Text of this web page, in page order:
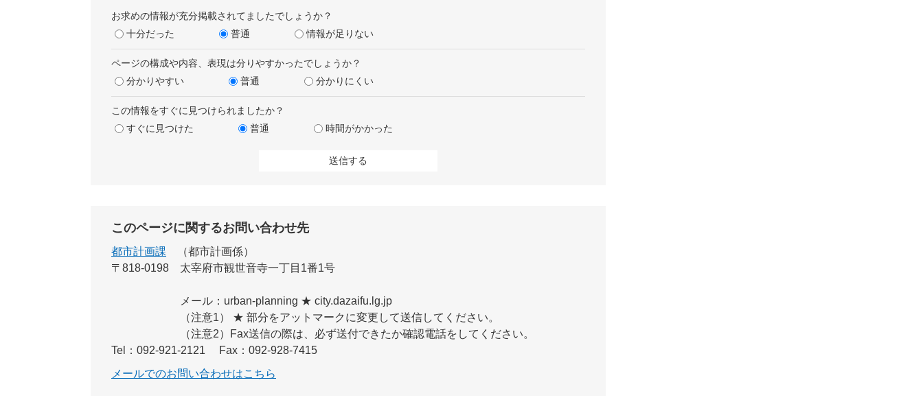
お求めの情報が充分掲載されてましたでしょうか？
十分だった
普通 情報が足りない
ページの構成や内容、表現は分りやすかったでしょうか？
分かりやすい
普通 分かりにくい
この情報をすぐに見つけられましたか？
すぐに見つけた
普通 時間がかかった
このページに関するお問い合わせ先
都市計画課
都市計画係
〒818-0198
太宰府市観世音寺一丁目1番1号
メール：urban-planning ★ city.dazaifu.lg.jp
（注意1） ★ 部分をアットマークに変更して送信してください。
（注意2）Fax送信の際は、必ず送付できたか確認電話をしてください。
Tel：092-921-2121
Fax：092-928-7415
メールでのお問い合わせはこちら